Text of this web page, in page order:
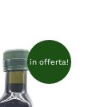
in offerta!